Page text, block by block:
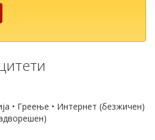
• Греење • Интернет (безжичен)